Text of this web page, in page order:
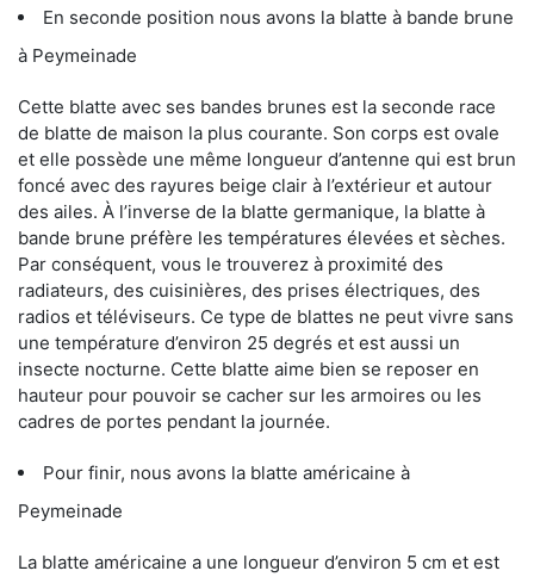
En seconde position nous avons la blatte à bande brune
à Peymeinade
Cette blatte avec ses bandes brunes est la seconde race
de blatte de maison la plus courante. Son corps est ovale
et elle possède une même longueur d’antenne qui est brun
foncé avec des rayures beige clair à l’extérieur et autour
des ailes. À l’inverse de la blatte germanique, la blatte à
bande brune préfère les températures élevées et sèches.
Par conséquent, vous le trouverez à proximité des
radiateurs, des cuisinières, des prises électriques, des
radios et téléviseurs. Ce type de blattes ne peut vivre sans
une température d’environ 25 degrés et est aussi un
insecte nocturne. Cette blatte aime bien se reposer en
hauteur pour pouvoir se cacher sur les armoires ou les
cadres de portes pendant la journée.
Pour finir, nous avons la blatte américaine à
Peymeinade
La blatte américaine a une longueur d’environ 5 cm et est